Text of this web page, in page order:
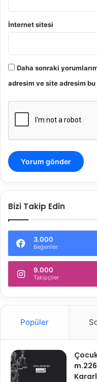
İnternet sitesi
Daha sonraki
adresim ve site adresim
Bizi Takip Edin
3.000
Beğeniler
9.000
Takipçiler
Popüler